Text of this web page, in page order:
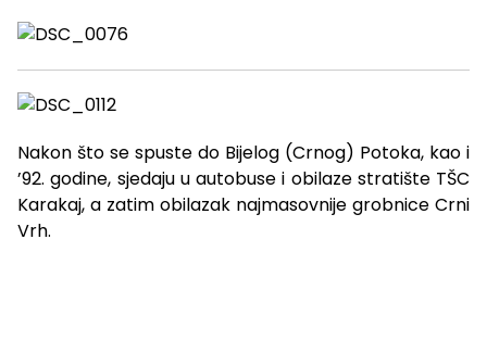
Nakon što se spuste do Bijelog (Crnog) Potoka, kao i
’92. godine, sjedaju u autobuse i obilaze stratište TŠC
Karakaj, a zatim obilazak najmasovnije grobnice Crni
Vrh.